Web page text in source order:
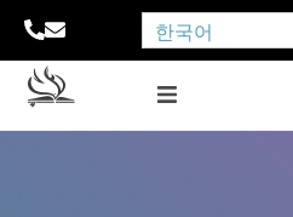
한국어